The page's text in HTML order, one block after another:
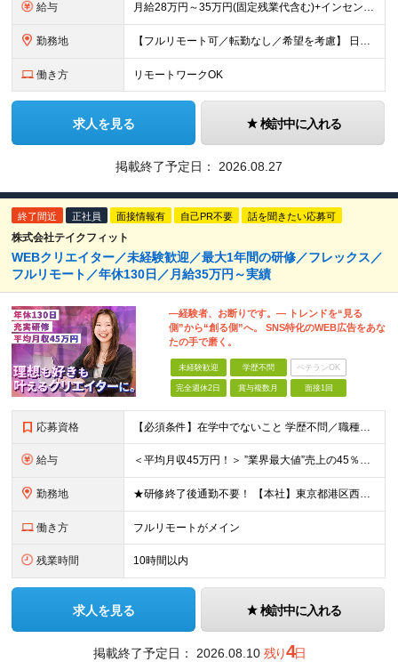
給与 月給28万円～35万円(固定残業代含む)+インセンティブ＋各種手当 ※経験・能力等を考慮の上、決定します。 ※残業はほとんどありませんが、発生した場合は時間外手当を100％支給します。 【固定残業
勤務地 【フルリモート可／転勤なし／希望を考慮】 日本47都道府県、どこでも就業可能！ （東京・神奈川・埼玉・千葉・北海道・宮城・愛知・大阪・福岡・新潟など 各拠点近郊のプロジェクト先） 【Point】
働き方 リモートワークOK
求人を見る 検討中に入れる
掲載終了予定日： 2026.08.27
終了間近 正社員 面接情報有 自己PR不要 話を聞きたい応募可
株式会社テイクフィット
WEBクリエイター／未経験歓迎／最大1年間の研修／フレックス／
フルリモート／年休130日／月給35万円～実績
―経験者、お断りです。― トレンドを“見る
側”から“創る側”へ。 SNS特化のWEB広告をあな
たの手で磨く。
未経験歓迎 学歴不問 ベテランOK
完全週休2日 賞与複数月 面接1回
応募資格 【必須条件】在学中でないこと 学歴不問／職種未経験／業種未経験／社会人未経験／第二新卒／ブランクOK ◎応募時に特別な経験やスキルは必要ありません。 意欲・人柄重視の採用です！ ＼こんなあなた
給与 ＜平均月収45万円！＞ ”業界最大値”売上の45％以上をそのまま支給。 月給25万円以上＋インセンティブ ※研修後、月給35万円スタートの実績あり！ ◎経験・能力を考慮し決定します。 ◎頑張りに応じ
勤務地 ★研修終了後通勤不要！ 【本社】東京都港区西麻布1-2-14デュオ・スカーラ西麻布タワーウエスト 602号室 【品川支社】東京都品川区西五反田5-23-3BLOCKS目黒不動前3階 【大阪支社】大阪
働き方 フルリモートがメイン
残業時間 10時間以内
求人を見る 検討中に入れる
掲載終了予定日： 2026.08.10 残り4日